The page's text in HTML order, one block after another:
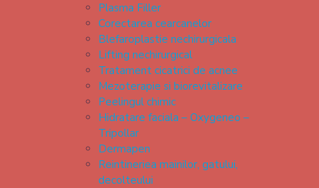
Plasma Filler
Corectarea cearcanelor
Blefaroplastie nechirurgicala
Lifting nechirurgical
Tratament cicatrici de acnee
Mezoterapie si biorevitalizare
Peelingul chimic
Hidratare faciala – Oxygeneo –
Tripollar
Dermapen
Reintineriea mainilor, gatului,
decolteului